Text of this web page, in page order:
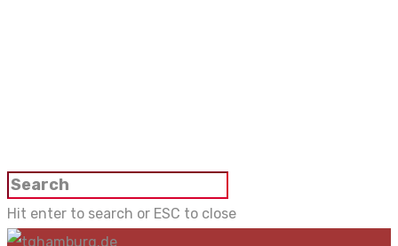
Hit enter to search or ESC to close